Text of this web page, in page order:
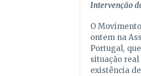
Intervenção
O
ontem na
Portugal,
situação
existência